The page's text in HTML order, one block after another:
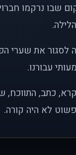
שבו נרקמו
את שערי
עבורנו.
כתב, התווכח,
לא היה קורה.